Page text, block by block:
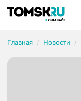
Главная Новости